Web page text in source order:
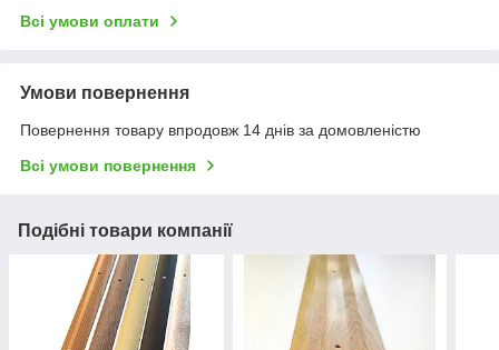
Всі умови оплати
Умови повернення
Повернення товару впродовж 14 днів за домовленістю
Всі умови повернення
Подібні товари компанії